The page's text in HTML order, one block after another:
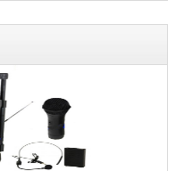
Intégrée
Cd MP3
Et Mp3 (rack 19")